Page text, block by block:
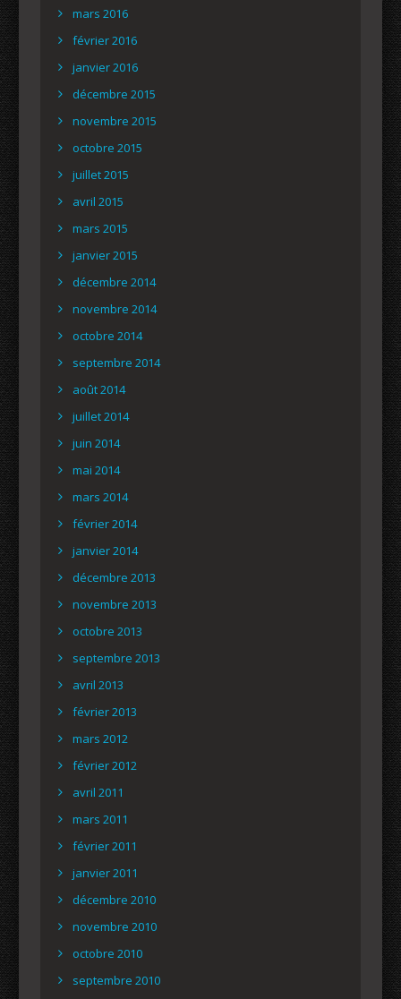
mars 2016
février 2016
janvier 2016
décembre 2015
novembre 2015
octobre 2015
juillet 2015
avril 2015
mars 2015
janvier 2015
décembre 2014
novembre 2014
octobre 2014
septembre 2014
août 2014
juillet 2014
juin 2014
mai 2014
mars 2014
février 2014
janvier 2014
décembre 2013
novembre 2013
octobre 2013
septembre 2013
avril 2013
février 2013
mars 2012
février 2012
avril 2011
mars 2011
février 2011
janvier 2011
décembre 2010
novembre 2010
octobre 2010
septembre 2010